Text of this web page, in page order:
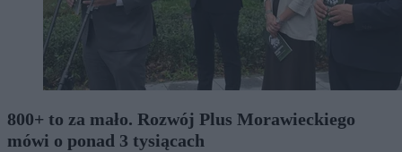
800+ to za mało. Rozwój Plus Morawieckiego
mówi o ponad 3 tysiącach